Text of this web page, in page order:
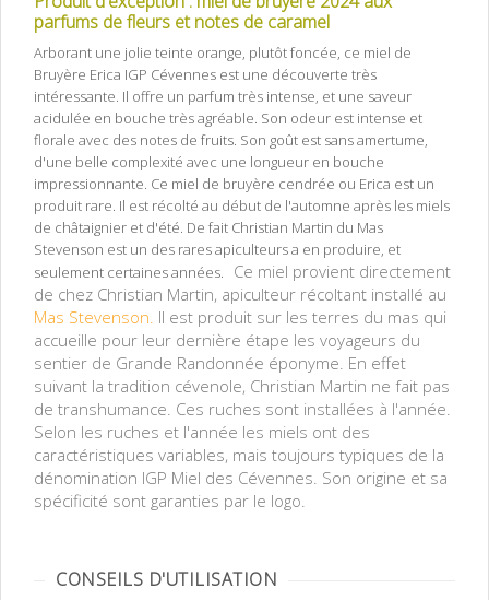
parfums de fleurs et notes de caramel
Arborant une jolie teinte orange, plutôt foncée, ce miel de
Bruyère Erica IGP Cévennes est une découverte très
intéressante. Il offre un parfum très intense, et une saveur
acidulée en bouche très agréable. Son odeur est intense et
florale avec des notes de fruits. Son goût est sans amertume,
d'une belle complexité avec une longueur en bouche
impressionnante. Ce miel de bruyère cendrée ou Erica est un
produit rare. Il est récolté au début de l'automne après les miels
de châtaignier et d'été. De fait Christian Martin du Mas
Stevenson est un des rares apiculteurs a en produire, et
seulement certaines années. Ce miel provient directement
de chez Christian Martin, apiculteur récoltant installé au
Mas Stevenson. Il est produit sur les terres du mas qui
accueille pour leur dernière étape les voyageurs du
sentier de Grande Randonnée éponyme. En effet
suivant la tradition cévenole, Christian Martin ne fait pas
de transhumance. Ces ruches sont installées à l'année.
Selon les ruches et l'année les miels ont des
caractéristiques variables, mais toujours typiques de la
dénomination IGP Miel des Cévennes. Son origine et sa
spécificité sont garanties par le logo.
CONSEILS D'UTILISATION